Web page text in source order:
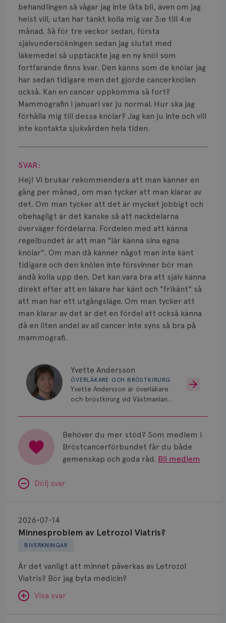
behandlingen så vågar jag inte låta bli, även om jag
helst vill, utan har tänkt kolla mig var 3:e till 4:e
månad. Så för tre veckor sedan, första
självundersökningen sedan jag slutat med
läkemedel så upptäckte jag en ny knöl som
fortfarande finns kvar. Den känns som de knölar jag
har sedan tidigare men det gjorde cancerknölen
också. Kan en cancer uppkomma så fort?
Mammografin i januari var ju normal. Hur ska jag
förhålla mig till dessa knölar? Jag kan ju inte och vill
inte kontakta sjukvården hela tiden.
Visa svar
SVAR:
Hej! Vi brukar rekommendera att man känner en
gång per månad, om man tycker att man klarar av
det. Om man tycker att det är mycket jobbigt och
obehagligt är det kanske så att nackdelarna
överväger fördelarna. Fördelen med att känna
regelbundet är att man "lär känna sina egna
knölar". Om man då känner något man inte känt
tidigare och den knölen inte försvinner bör man
ändå kolla upp den. Det kan vara bra att själv känna
direkt efter att en läkare har känt och "frikänt" så
att man har ett utgångsläge. Om man tycker att
man klarar av det är det en fördel att också känna
då en liten andel av all cancer inte syns så bra på
mammografi.
Yvette Andersson
ÖVERLÄKARE OCH BRÖSTKIRURG
Yvette Andersson är överläkare
och bröstkirurg vid Västmanlands
Behöver du mer stöd? Som medlem i
Bröstcancerförbundet får du både
gemenskap och goda råd. Bli medlem
Dölj svar
BIVERKNINGAR
Minnesproblem av Letrozol Viatris?
2026-07-14
Är det vanligt att minnet påverkas av Letrozol
Viatris? Bör jag byta medicin?
Visa svar
Letrozol
Viatris?
Spridd bröstcancer
Strålning
Vätska